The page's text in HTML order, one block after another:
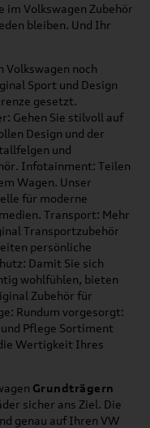
im Volkswagen Zubehör
bleiben. Und Ihr
Volkswagen noch
Sport und Design
gesetzt.
Gehen Sie stilvoll auf
Design und der
und
Infotainment: Teilen
Wagen. Unser
für moderne
Transport: Mehr
Transportzubehör
persönliche
Damit Sie sich
wohlfühlen, bieten
Zubehör für
Rundum vorgesorgt:
Pflege Sortiment
Wertigkeit Ihres
Grundträgern
sicher ans Ziel. Die
genau auf Ihren VW